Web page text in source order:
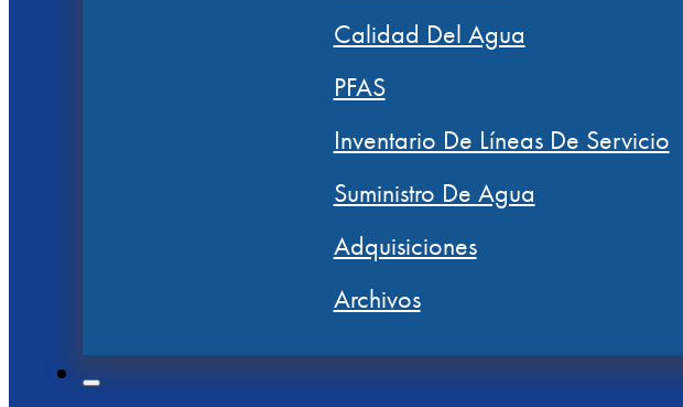
Calidad Del Agua
PFAS
Inventario De Líneas De Servicio
Suministro De Agua
Adquisiciones
Archivos